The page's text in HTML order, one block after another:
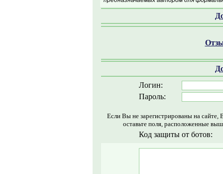
Логин:
Пароль:
Если Вы не зарегистрированы на
оставьте поля, расположенные
Код защиты от ботов: